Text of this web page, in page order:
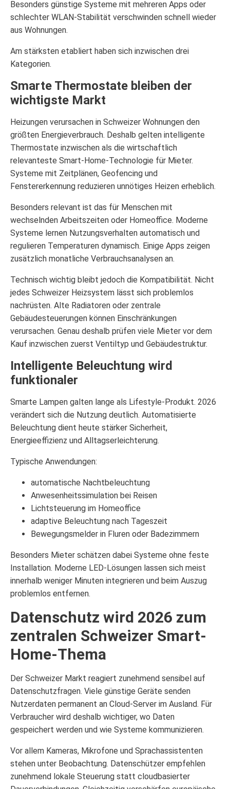
Besonders günstige Systeme mit mehreren Apps oder
schlechter WLAN-Stabilität verschwinden schnell wieder
aus Wohnungen.
Am stärksten etabliert haben sich inzwischen drei
Kategorien.
Smarte Thermostate bleiben der
wichtigste Markt
Heizungen verursachen in Schweizer Wohnungen den
größten Energieverbrauch. Deshalb gelten intelligente
Thermostate inzwischen als die wirtschaftlich
relevanteste Smart-Home-Technologie für Mieter.
Systeme mit Zeitplänen, Geofencing und
Fenstererkennung reduzieren unnötiges Heizen erheblich.
Besonders relevant ist das für Menschen mit
wechselnden Arbeitszeiten oder Homeoffice. Moderne
Systeme lernen Nutzungsverhalten automatisch und
regulieren Temperaturen dynamisch. Einige Apps zeigen
zusätzlich monatliche Verbrauchsanalysen an.
Technisch wichtig bleibt jedoch die Kompatibilität. Nicht
jedes Schweizer Heizsystem lässt sich problemlos
nachrüsten. Alte Radiatoren oder zentrale
Gebäudesteuerungen können Einschränkungen
verursachen. Genau deshalb prüfen viele Mieter vor dem
Kauf inzwischen zuerst Ventiltyp und Gebäudestruktur.
Intelligente Beleuchtung wird
funktionaler
Smarte Lampen galten lange als Lifestyle-Produkt. 2026
verändert sich die Nutzung deutlich. Automatisierte
Beleuchtung dient heute stärker Sicherheit,
Energieeffizienz und Alltagserleichterung.
Typische Anwendungen:
automatische Nachtbeleuchtung
Anwesenheitssimulation bei Reisen
Lichtsteuerung im Homeoffice
adaptive Beleuchtung nach Tageszeit
Bewegungsmelder in Fluren oder Badezimmern
Besonders Mieter schätzen dabei Systeme ohne feste
Installation. Moderne LED-Lösungen lassen sich meist
innerhalb weniger Minuten integrieren und beim Auszug
problemlos entfernen.
Datenschutz wird 2026 zum
zentralen Schweizer Smart-
Home-Thema
Der Schweizer Markt reagiert zunehmend sensibel auf
Datenschutzfragen. Viele günstige Geräte senden
Nutzerdaten permanent an Cloud-Server im Ausland. Für
Verbraucher wird deshalb wichtiger, wo Daten
gespeichert werden und wie Systeme kommunizieren.
Vor allem Kameras, Mikrofone und Sprachassistenten
stehen unter Beobachtung. Datenschützer empfehlen
zunehmend lokale Steuerung statt cloudbasierter